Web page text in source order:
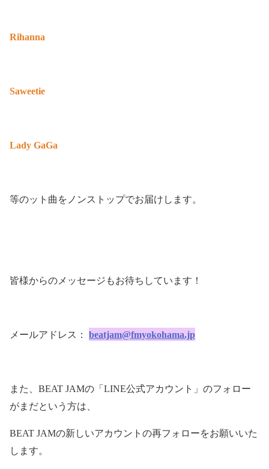
Rihanna
Saweetie
Lady GaGa
等のット曲をノンストップでお届けします。
皆様からのメッセージもお待ちしています！
メールアドレス： beatjam@fmyokohama.jp
また、 BEAT JAMの「 LINE公式アカウント」のフォロー
がまだという方は、
BEAT JAMの新しいアカウントの再フォローをお願いいた
します。